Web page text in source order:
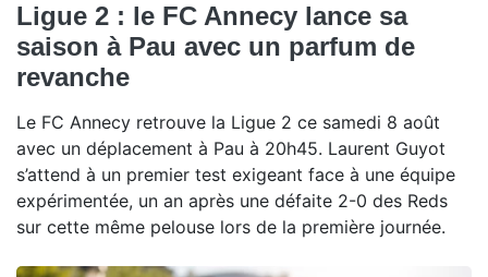
Ligue 2 : le FC Annecy lance sa
saison à Pau avec un parfum de
revanche
Le FC Annecy retrouve la Ligue 2 ce samedi 8 août
avec un déplacement à Pau à 20h45. Laurent Guyot
s’attend à un premier test exigeant face à une équipe
expérimentée, un an après une défaite 2-0 des Reds
sur cette même pelouse lors de la première journée.